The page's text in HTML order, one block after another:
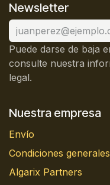
Newsletter
Puede darse de baja
consulte nuestra
legal.
Nuestra empresa
Envío
Condiciones generales
Algarix Partners